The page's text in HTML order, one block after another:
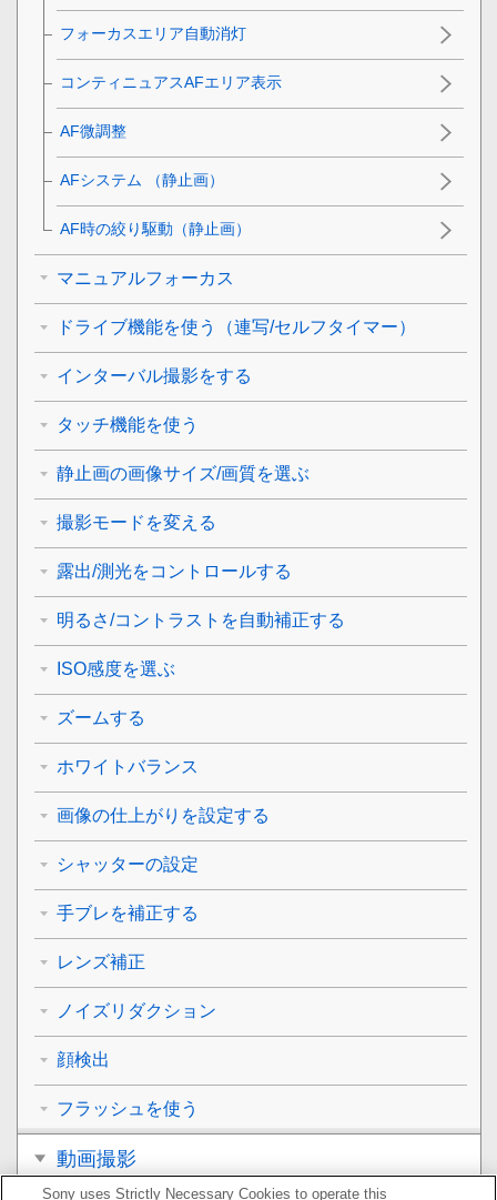
フォーカスエリア自動消灯
コンティニュアスAFエリア表示
AF微調整
AFシステム （静止画）
AF時の絞り駆動 （静止画）
マニュアルフォーカス
ドライブ機能を使う（連写/セルフタイマー）
インターバル撮影をする
タッチ機能を使う
静止画の画像サイズ/画質を選ぶ
撮影モードを変える
露出/測光をコントロールする
明るさ/コントラストを自動補正する
ISO感度を選ぶ
ズームする
ホワイトバランス
画像の仕上がりを設定する
シャッターの設定
手ブレを補正する
レンズ補正
ノイズリダクション
顔検出
フラッシュを使う
動画撮影
Sony uses Strictly Necessary Cookies to operate this